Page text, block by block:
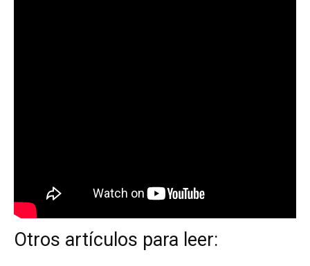
Otros artículos para leer: